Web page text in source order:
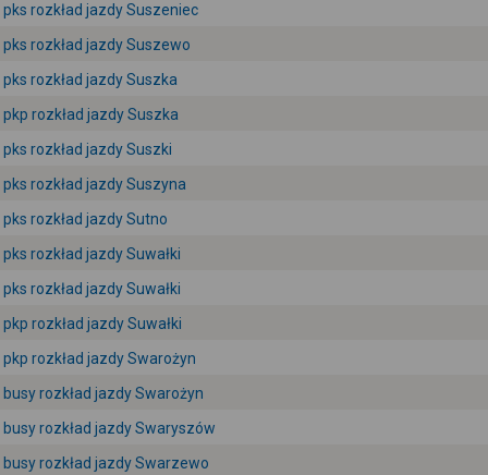
pks rozkład jazdy Suszeniec
pks rozkład jazdy Suszewo
pks rozkład jazdy Suszka
pkp rozkład jazdy Suszka
pks rozkład jazdy Suszki
pks rozkład jazdy Suszyna
pks rozkład jazdy Sutno
pks rozkład jazdy Suwałki
pks rozkład jazdy Suwałki
pkp rozkład jazdy Suwałki
pkp rozkład jazdy Swarożyn
busy rozkład jazdy Swarożyn
busy rozkład jazdy Swaryszów
busy rozkład jazdy Swarzewo